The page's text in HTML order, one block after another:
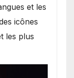
et les
icônes
les plus